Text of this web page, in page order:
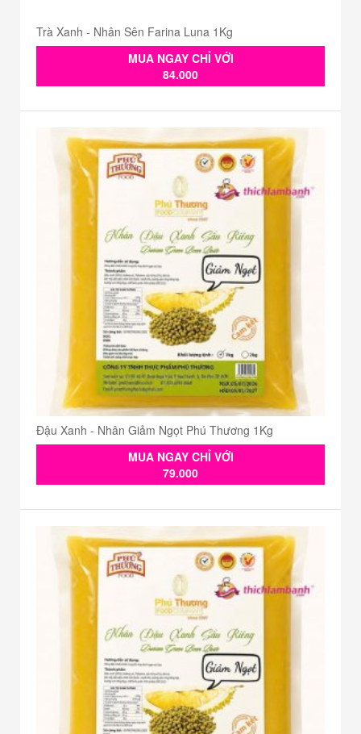
Trà Xanh - Nhân Sên Farina Luna 1Kg
MUA NGAY CHỈ VỚI
84.000
Đậu Xanh - Nhân Giảm Ngọt Phú Thương 1Kg
MUA NGAY CHỈ VỚI
79.000